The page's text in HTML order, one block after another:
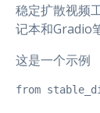
稳定扩散视频
记本和Gradio
这是一个示例
from